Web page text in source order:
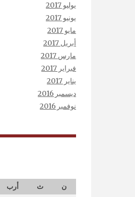
يوليو 2017
يونيو 2017
مايو 2017
أبريل 2017
مارس 2017
فبراير 2017
يناير 2017
ديسمبر 2016
نوفمبر 2016
ن ث أرب